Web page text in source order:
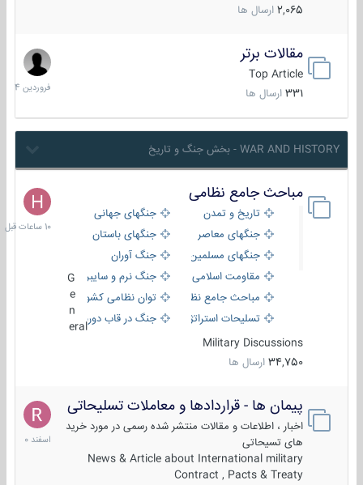
2,065 ارسال ها
مقالات برتر
Top Article
331 ارسال ها
29
فروردین
1404
WAR AND HISTORY - بخش جنگ و تاریخ
مباحث جامع نظامی
تاریخ و تمدن
جنگهای جهانی
جنگهای معاصر
جنگهای باستان
جنگهای مسلمین
جنگ آوران
مقاومت اسلامی
جنگ نرم و سایبری
مباحث جامع نظامی
توان نظامی کشورها
تسلیحات استراتژیک
جنگ در قاب دوربین
eral
Military Discussions
34,750 ارسال ها
10
ساعات
قبل
پیمان ها - قراردادها و معاملات تسلیحاتی
اخبار ، اطلاعات و مقالات منتشر شده رسمی در مورد خرید
های تسیحاتی
News & Article about International military
Contract , Pacts & Treaty
7
اسفند
1400